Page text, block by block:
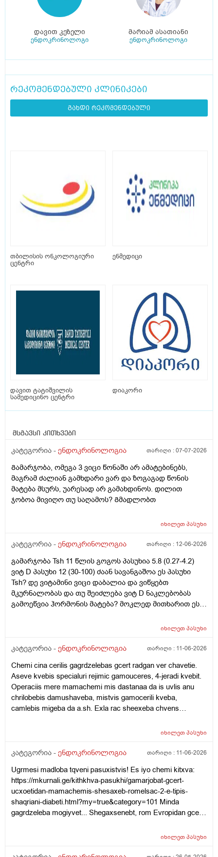
დავით კეზელი
ენდოკრინოლოგი
მარიამ ასათიანი
ენდოკრინოლოგი
რეკომენდებული კლინიკები
გახდი რეკომენდებული
თბილისის ონკოლოგიური
ცენტრი
ენმედიცი
დავით ტატიშვილის
სამედიცინო ცენტრი
დიაკორი
მსგავსი კითხვები
კატეგორია - ენდოკრინოლოგია თარიღი :07-07-2026
Გამარჯობა, ომეგა 3 ვიცი წონაში არ ამატებინებს,
მაგრამ ძალიან გამხდარი ვარ და ზოგაგად წონის
მატება მსურს, უარესად არ გამახდინოს. დილით
ჯობოა მივიღო თუ საღამოს? Გმადლობთ
იხილეთპასუხი
კატეგორია - ენდოკრინოლოგია თარიღი : 12-06-2026
გამარჯობა Tsh 11 წლის გოგოს პასუხია 5.8 (0.27-4.2)
ვიტ D პასუხი 12 (30-100) ძაან სავანგაშოა ეს პასუხი
Tsh? დე ვიტამინი ვიცი დაბალია და ვიწყებთ
მკურნალობას და თუ შეიძლება ვიტ D ნაკლებობას
გამოეწვია ჰორმონის მატება? მოკლედ მითხარით ეს
იხილეთპასუხი
კატეგორია - ენდოკრინოლოგია თარიღი : 11-06-2026
Chemi cina cerilis gagrdzelebas gcert radgan ver chavetie.
Aseve kvebis specialuri rejimic gamouceres, 4-jeradi kvebit.
Operaciis mere mamachemi mis dastanaa da is uvlis anu
chrilobebis damushaveba, mistvis gamocerili kveba,
camlebis migeba da a.sh. Exla rac sheexeba chvens
saertod da tan tviton mamachemi qristiani adamiania da
Cota dadzabuli urtiertoba ki qonda dedachemtan bolo dros
apirebdnen Tbilisshi chasvlas dzalian male. Zogadad es bolo
clebia, ragac ver vcnobt mamachems anu dzalian shecvlilia
da yvelapers negatiurad uyurebs! Tan cota pulis problemebic
daemata da dzalian gagizianebuli, agresiuli iyo xolme, sul cola
undoda da ar midioda eqimtan! Chvenc vatyobdit, rom
Tviton mis mamas anu babuachemsac diabeti qonda da
იხილეთპასუხი
კატეგორია - ენდოკრინოლოგია თარიღი : 11-06-2026
Ugrmesi madloba tqveni pasuxistvis! Es iyo chemi kitxva:
https://mkurnali.ge/kithkhva-pasukhi/gamarjobat-gcert-
ucxoetidan-mamachemis-shesaxeb-romelsac-2-e-tipis-
shaqriani-diabeti.html?my=true&category=101 Minda
gagrdzeleba mogiyvet... Shegaxsenebt, rom Evropidan gcert
tipis shaqriani diabeti aqvs da aseve chriloba pexze. Im dges
იხილეთპასუხი